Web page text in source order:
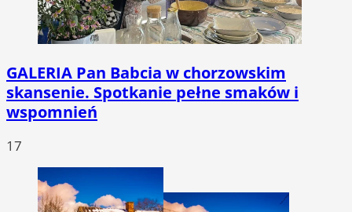
GALERIA Pan Babcia w chorzowskim
skansenie. Spotkanie pełne smaków i
wspomnień
17